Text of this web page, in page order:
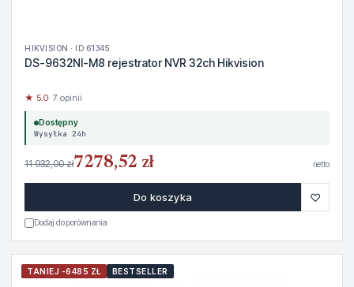
HIKVISION · ID 61345
DS-9632NI-M8 rejestrator NVR 32ch Hikvision
★ 5.0· 7 opinii
Dostępny
Wysyłka 24h
11 932,00 zł7278,52 zł netto
Do koszyka ♡
Dodaj do porównania
TANIEJ -6485 ZŁ BESTSELLER